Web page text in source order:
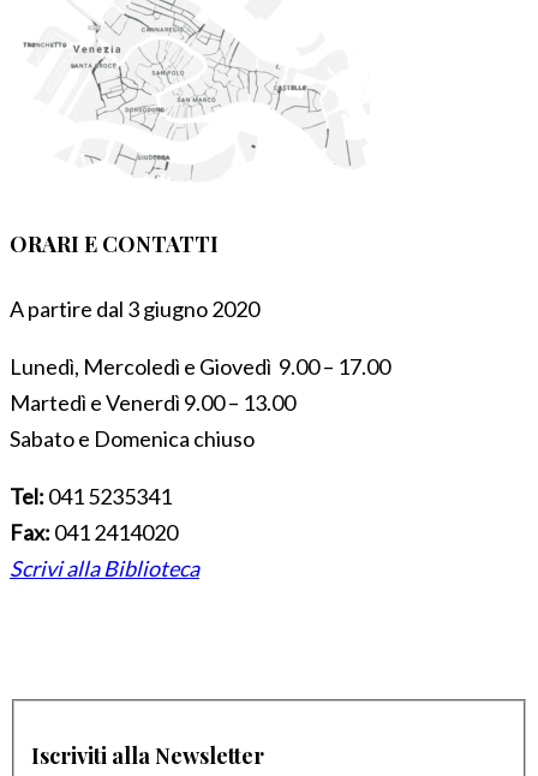
ORARI E CONTATTI
A partire dal 3 giugno 2020
Lunedì, Mercoledì e Giovedì 9.00 – 17.00
Martedì e Venerdì 9.00 – 13.00
Sabato e Domenica chiuso
Tel: 041 5235341
Fax: 041 2414020
Scrivi alla Biblioteca
Iscriviti alla Newsletter